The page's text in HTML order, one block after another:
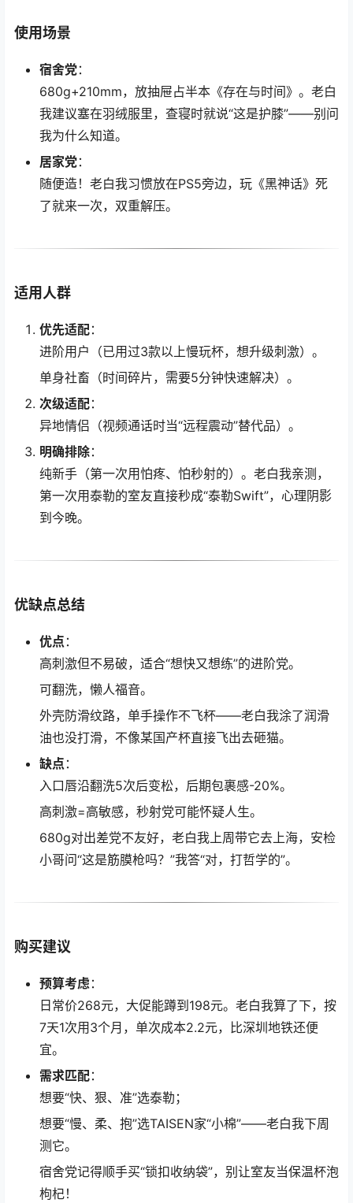
使用场景
宿舍党：
680g+210mm，放抽屉占半本《存在与时间》。老白
我建议塞在羽绒服里，查寝时就说“这是护膝”——别问
我为什么知道。
居家党：
随便造！老白我习惯放在PS5旁边，玩《黑神话》死
了就来一次，双重解压。
适用人群
优先适配：
进阶用户（已用过3款以上慢玩杯，想升级刺激）。
单身社畜（时间碎片，需要5分钟快速解决）。
次级适配：
异地情侣（视频通话时当“远程震动”替代品）。
明确排除：
纯新手（第一次用怕疼、怕秒射的）。老白我亲测，
第一次用泰勒的室友直接秒成“泰勒Swift”，心理阴影
到今晚。
优缺点总结
优点 ：
高刺激但不易破，适合“想快又想练”的进阶党。
可翻洗，懒人福音。
外壳防滑纹路，单手操作不飞杯——老白我涂了润滑
油也没打滑，不像某国产杯直接飞出去砸猫。
缺点 ：
入口唇沿翻洗5次后变松，后期包裹感-20%。
高刺激=高敏感，秒射党可能怀疑人生。
680g对出差党不友好，老白我上周带它去上海，安检
小哥问“这是筋膜枪吗？”我答“对，打哲学的”。
购买建议
预算考虑：
日常价268元，大促能蹲到198元。老白我算了下，按
7天1次用3个月，单次成本2.2元，比深圳地铁还便
宜。
需求匹配：
想要“快、狠、准”选泰勒；
想要“慢、柔、抱”选TAISEN家“小棉”——老白我下周
测它。
宿舍党记得顺手买“锁扣收纳袋”，别让室友当保温杯泡
枸杞！